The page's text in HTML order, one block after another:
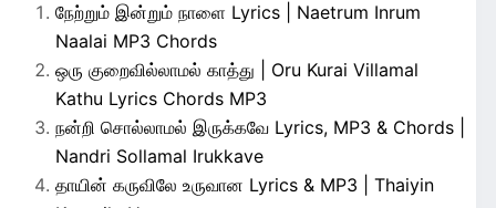
நேற்றும் இன்றும் நாளை Lyrics | Naetrum Inrum
Naalai MP3 Chords
ஒரு குறைவில்லாமல் காத்து | Oru Kurai Villamal
Kathu Lyrics Chords MP3
நன்றி சொல்லாமல் இருக்கவே Lyrics, MP3 & Chords |
Nandri Sollamal Irukkave
தாயின் கருவிலே உருவான Lyrics & MP3 | Thaiyin